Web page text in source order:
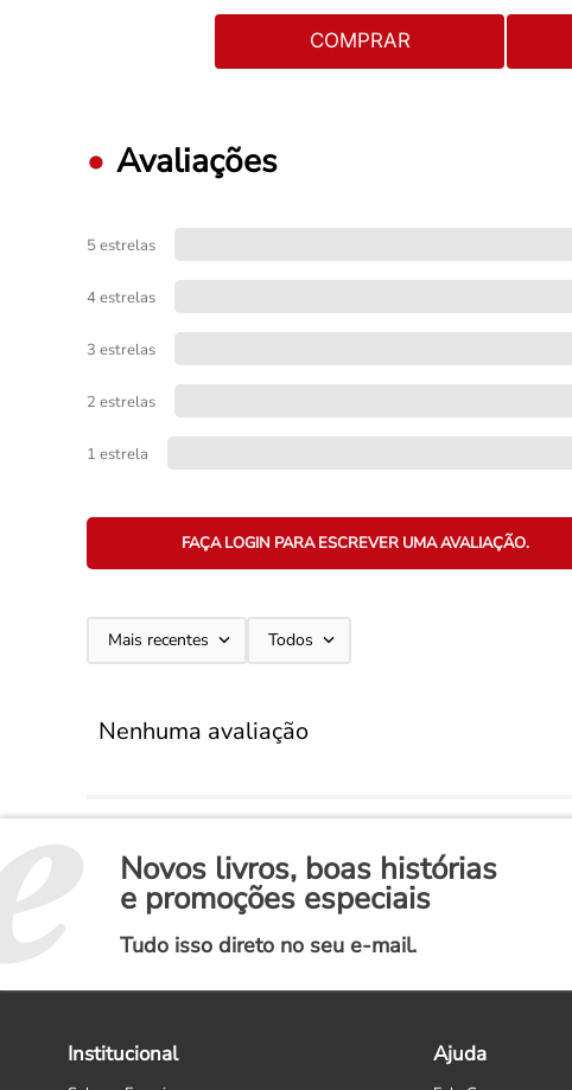
COMPRAR
Avaliações
5 estrelas
4 estrelas
3 estrelas
2 estrelas
1 estrela
FAÇA LOGIN PARA ESCREVER UMA AVALIAÇÃO.
Mais recentes Todos
Nenhuma avaliação
Novos livros, boas histórias
e promoções especiais
Tudo isso direto no seu e-mail.
Institucional Ajuda